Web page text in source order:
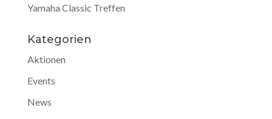
Yamaha Classic Treffen
Kategorien
Aktionen
Events
News